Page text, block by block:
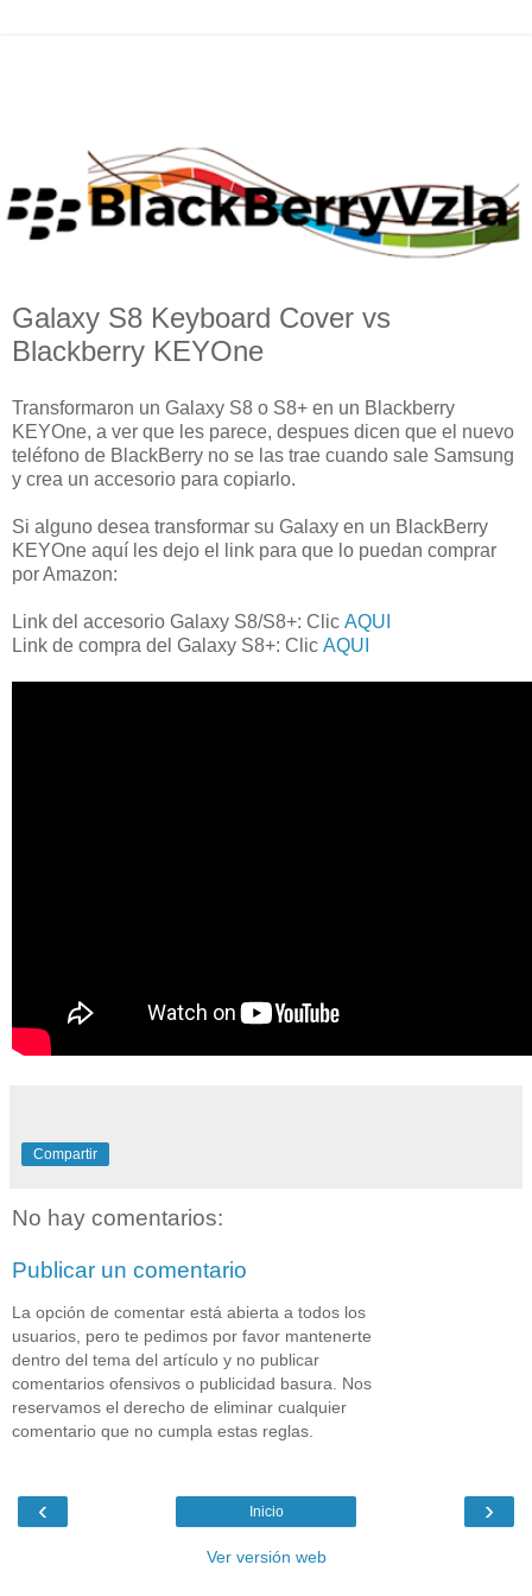
Galaxy S8 Keyboard Cover vs
Blackberry KEYOne
Transformaron un Galaxy S8 o S8+ en un Blackberry
KEYOne, a ver que les parece, despues dicen que el nuevo
teléfono de BlackBerry no se las trae cuando sale Samsung
y crea un accesorio para copiarlo.
Si alguno desea transformar su Galaxy en un BlackBerry
KEYOne aquí les dejo el link para que lo puedan comprar
por Amazon:
Link del accesorio Galaxy S8/S8+: Clic AQUI
Link de compra del Galaxy S8+: Clic AQUI
Compartir
No hay comentarios:
Publicar un comentario
La opción de comentar está abierta a todos los
usuarios, pero te pedimos por favor mantenerte
dentro del tema del artículo y no publicar
comentarios ofensivos o publicidad basura. Nos
reservamos el derecho de eliminar cualquier
comentario que no cumpla estas reglas.
‹ ›
Inicio
Ver versión web